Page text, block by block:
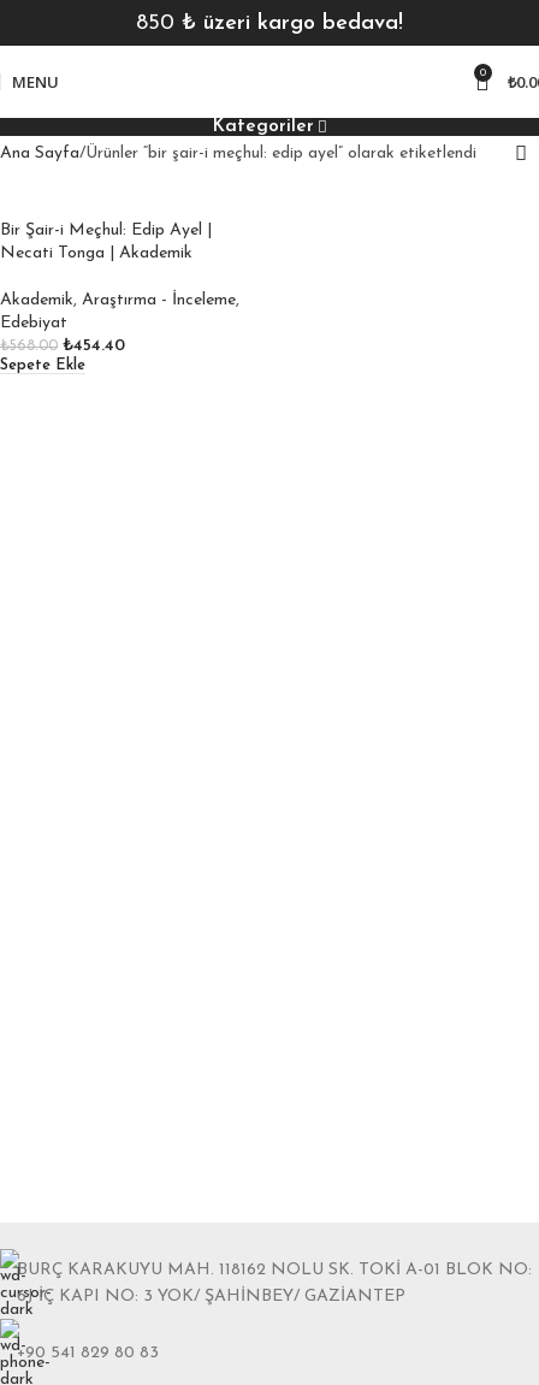
850 ₺ üzeri kargo bedava!
MENU 0 ₺
Kategoriler
Ana Sayfa Ürünler “bir şair-i meçhul: edip ayel” olarak etiketlendi
Bir Şair-i Meçhul: Edip Ayel |
Necati Tonga | Akademik
Akademik, Araştırma - İnceleme,
Edebiyat
₺568.00 ₺454.40
Sepete Ekle
BURÇ KARAKUYU MAH. 118162 NOLU SK. TOKİ A-01 BLOK NO:
6J İÇ KAPI NO: 3 YOK/ ŞAHİNBEY/ GAZİANTEP
+90 541 829 80 83